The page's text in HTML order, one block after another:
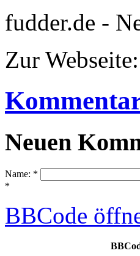
fudder.de -
Zur Webseite:
Neuen
Name: *
*
BBCode